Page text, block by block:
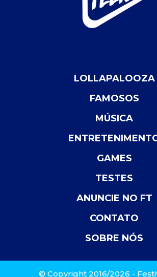
LOLLAPALOOZA
FAMOSOS
MÚSICA
GAMES
TESTES
ANUNCIE NO FT
CONTATO
SOBRE NÓS
© Copyright 2016/2026 -